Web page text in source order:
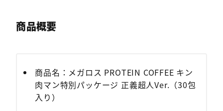
商品概要
商品名：メガロス PROTEIN COFFEE キン
肉マン特別パッケージ 正義超人Ver.（30包
入り）